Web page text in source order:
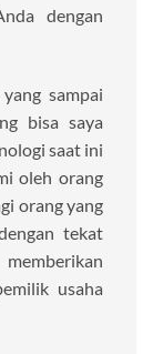
dengan
sampai
bisa saya
saat ini
oleh orang
orang yang
tekat
usaha